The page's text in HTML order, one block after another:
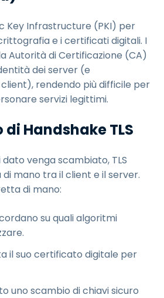
Key Infrastructure (PKI) per
e i certificati digitali. I
Autorità di Certificazione (CA)
dei server (e
rendendo più difficile per
servizi legittimi.
Handshake TLS
venga scambiato, TLS
mano tra il client e il server.
di mano:
su quali algoritmi
il suo certificato digitale per
uno scambio di chiavi sicuro